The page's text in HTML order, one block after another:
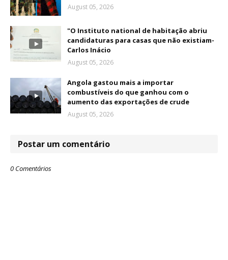
August 05, 2026
"O Instituto national de habitação abriu
candidaturas para casas que não existiam-
Carlos Inácio
August 05, 2026
Angola gastou mais a importar
combustíveis do que ganhou com o
aumento das exportações de crude
August 05, 2026
Postar um comentário
0 Comentários